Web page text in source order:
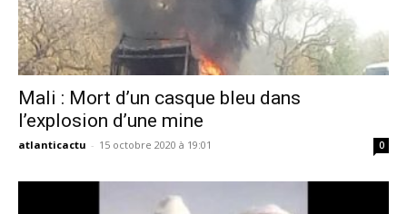
Mali : Mort d’un casque bleu dans
l’explosion d’une mine
atlanticactu - 15 octobre 2020 à 19:01 0